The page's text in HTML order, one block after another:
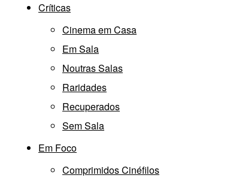
Críticas
Cinema em Casa
Em Sala
Noutras Salas
Raridades
Recuperados
Sem Sala
Em Foco
Comprimidos Cinéfilos